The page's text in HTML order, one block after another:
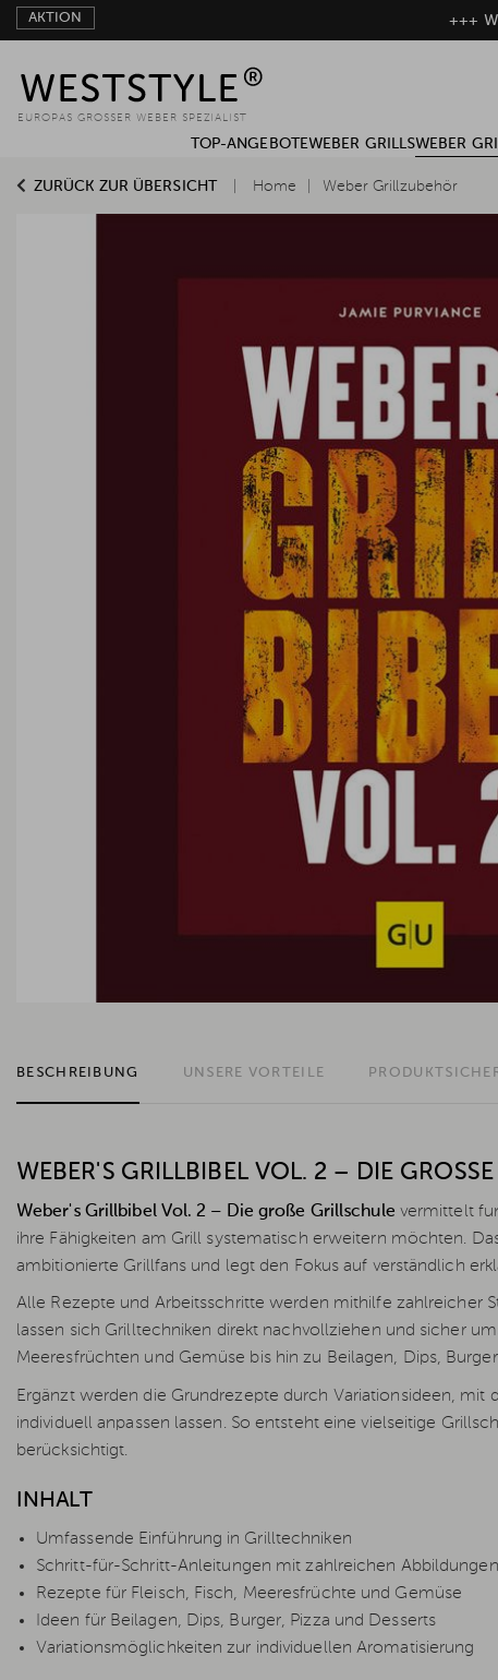
AKTION +++
EUROPAS GROSSER WEBER SPEZIALIST
TOP-ANGEBOTEWEBER GRILLSWEBER
ZURÜCK ZUR ÜBERSICHT Home Weber Grillzubehör
BESCHREIBUNG UNSERE VORTEILE
WEBER'S GRILLBIBEL VOL. 2 – DIE GROSSE
Weber's Grillbibel Vol. 2 – Die große Grillschule vermittelt
ihre Fähigkeiten am Grill systematisch erweitern möchten.
ambitionierte Grillfans und legt den Fokus auf verständlich
Alle Rezepte und Arbeitsschritte werden mithilfe zahlreicher
lassen sich Grilltechniken direkt nachvollziehen und sicher
Meeresfrüchten und Gemüse bis hin zu Beilagen, Dips,
Ergänzt werden die Grundrezepte durch Variationsideen,
individuell anpassen lassen. So entsteht eine vielseitige
berücksichtigt.
INHALT
Umfassende Einführung in Grilltechniken
Schritt-für-Schritt-Anleitungen mit zahlreichen Abbildungen
Rezepte für Fleisch, Fisch, Meeresfrüchte und Gemüse
Ideen für Beilagen, Dips, Burger, Pizza und Desserts
Variationsmöglichkeiten zur individuellen Aromatisierung